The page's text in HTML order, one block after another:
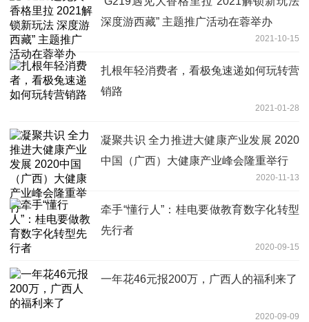
深度游西藏” 主题推广活动在蓉举办
2021-10-15
扎根年轻消费者，看极兔速递如何玩转营
销路
2021-01-28
凝聚共识 全力推进大健康产业发展 2020
中国（广西）大健康产业峰会隆重举行
2020-11-13
牵手“懂行人”：桂电要做教育数字化转型
先行者
2020-09-15
一年花46元报200万，广西人的福利来了
2020-09-09